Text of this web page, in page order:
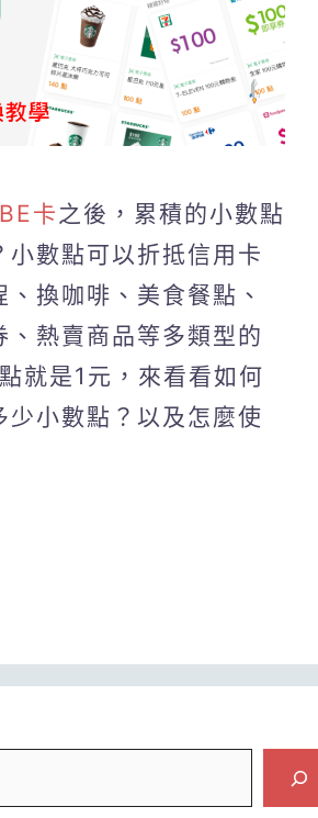
卡之後，累積的小數點
小數點可以折抵信用卡
換咖啡、美食餐點、
、熱賣商品等多類型的
就是1元，來看看如何
少小數點？以及怎麼使